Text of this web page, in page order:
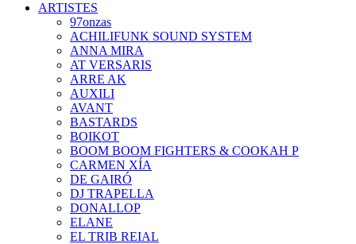
ARTISTES
97onzas
ACHILIFUNK SOUND SYSTEM
ANNA MIRA
AT VERSARIS
ARRE AK
AUXILI
AVANT
BASTARDS
BOIKOT
BOOM BOOM FIGHTERS & COOKAH P
CARMEN XÍA
DE GAIRÓ
DJ TRAPELLA
DONALLOP
ELANE
EL TRIB REIAL